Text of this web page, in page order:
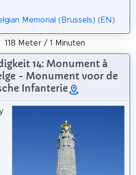
Memorial (Brussels) (EN)
118 Meter / 1 Minuten
14: Monument à
- Monument voor de
Infanterie